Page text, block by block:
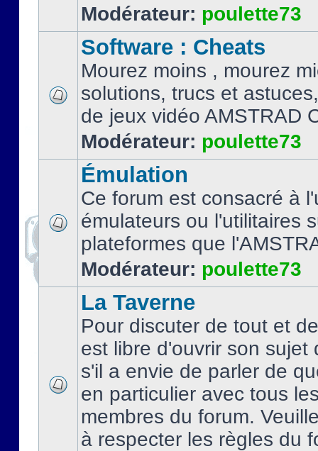
Modérateur: poulette73
Software : Cheats
Mourez moins , mourez
solutions, trucs et
de jeux vidéo AMSTRAD
Modérateur: poulette73
Émulation
Ce forum est consacré à
émulateurs ou l'utilitaires
plateformes que
Modérateur: poulette73
La Taverne
Pour discuter de tout et
est libre d'ouvrir son sujet
s'il a envie de parler de
en particulier avec tous
membres du forum.
à respecter les règles du